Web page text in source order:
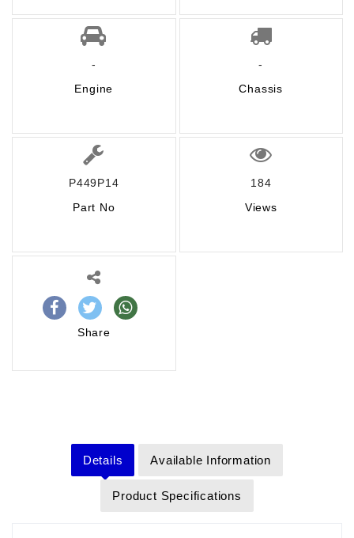
-
Engine
-
Chassis
P449P14
Part No
184
Views
Share
Details Available Information
Product Specifications